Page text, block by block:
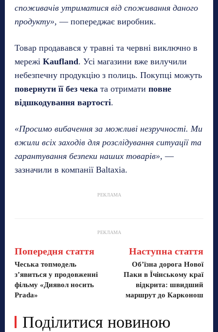
споживачів утриматися від споживання даного
продукту», — попереджає виробник.
Товар продавався у травні та червні виключно в
мережі Kaufland. Усі магазини вже вилучили
небезпечну продукцію з полиць. Покупці можуть
повернути її без чека та отримати повне
відшкодування вартості.
«Просимо вибачення за можливі незручності. Ми
вжили всіх заходів для розслідування ситуації та
гарантування безпеки наших товарів», —
зазначили в компанії Baltaxia.
РЕКЛАМА
РЕКЛАМА
Попередня стаття
Чеська топмодель
з’явиться у продовженні
фільму «Диявол носить
Prada»
Наступна стаття
Об’їзна дорога Нової
Паки в Їчінському краї
відкрита: швидший
маршрут до Карконош
Поділитися новиною